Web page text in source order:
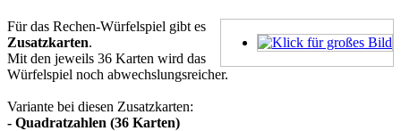
Für das Rechen-Würfelspiel gibt es
Zusatzkarten.
Mit den jeweils 36 Karten wird das
Würfelspiel noch abwechslungsreicher.
Variante bei diesen Zusatzkarten:
- Quadratzahlen (36 Karten)